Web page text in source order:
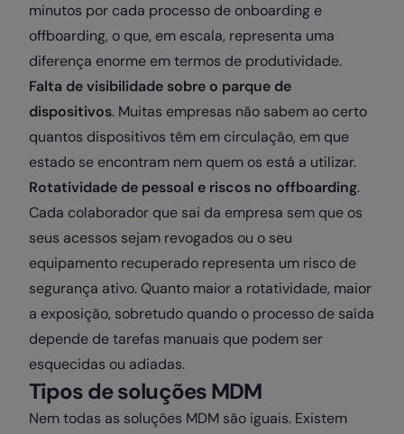
minutos por cada processo de onboarding e
offboarding, o que, em escala, representa uma
diferença enorme em termos de produtividade.
Falta de visibilidade sobre o parque de
dispositivos. Muitas empresas não sabem ao certo
quantos dispositivos têm em circulação, em que
estado se encontram nem quem os está a utilizar.
Rotatividade de pessoal e riscos no offboarding.
Cada colaborador que sai da empresa sem que os
seus acessos sejam revogados ou o seu
equipamento recuperado representa um risco de
segurança ativo. Quanto maior a rotatividade, maior
a exposição, sobretudo quando o processo de saída
depende de tarefas manuais que podem ser
esquecidas ou adiadas.
Tipos de soluções MDM
Nem todas as soluções MDM são iguais. Existem